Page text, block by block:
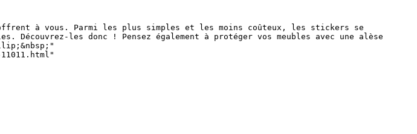
à vous. Parmi les plus simples et les moins coûteux, les stickers se
les donc ! Pensez également à protéger vos meubles avec une alèse